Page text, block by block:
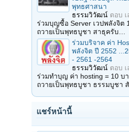
พุทธศาสนา
ธรรมวิวัฒน์ ตอบ
ร่วมบุญซื้อ Server เวปพลังจิต
ถวายเป็นพุทธบูชา สาธุครับ…
ร่วมบริจาค ค่า
พลังจิต ปี 2552
- 2561 -2564
ธรรมวิวัฒน์ ตอบ
ร่วมทำบุญ ค่า hosting = 10 บ
ถวายเป็นพุทธบูชา ธรรมบูชา
แชร์หน้านี้